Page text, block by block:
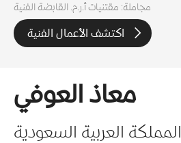
مجاملة: مقتنيات أ.ر.م. القابضة الفنية
اكتشف الأعمال الفنية
معاذ العوفي
المملكة العربية السعودية